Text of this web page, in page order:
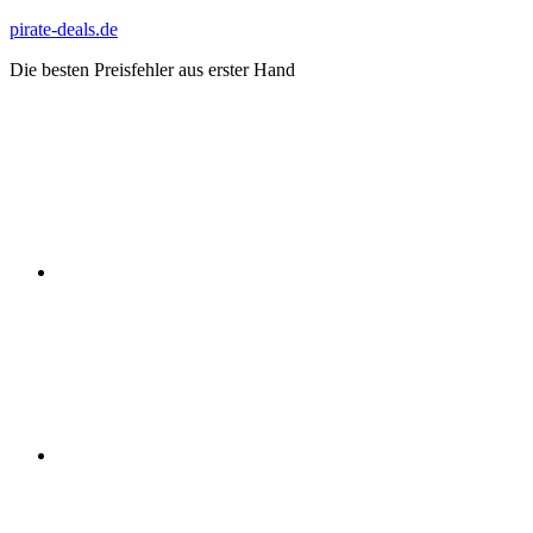
Zum
springen
pirate-deals.de
Die besten Preisfehler aus erster Hand